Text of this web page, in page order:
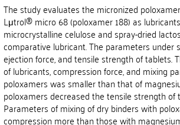
The study evaluates the micronized
Lμtrol® micro 68 (poloxamer 188) as
microcrystalline celulose and spray-dried
comparative lubricant. The parameters under
ejection force, and tensile strength of tablets.
of lubricants, compression force, and mixing
poloxamers was smaller than that of
poloxamers decreased the tensile strength
Parameters of mixing of dry binders with
compression more than those with